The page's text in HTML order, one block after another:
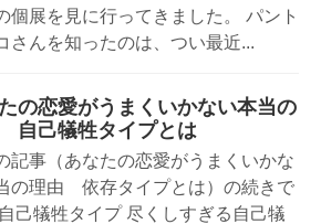
個展を見に行ってきました。 パント
さんを知ったのは、つい最近...
の恋愛がうまくいかない本当の
自己犠牲タイプとは
記事（あなたの恋愛がうまくいかな
の理由 依存タイプとは）の続きで
己犠牲タイプ 尽くしすぎる自己犠